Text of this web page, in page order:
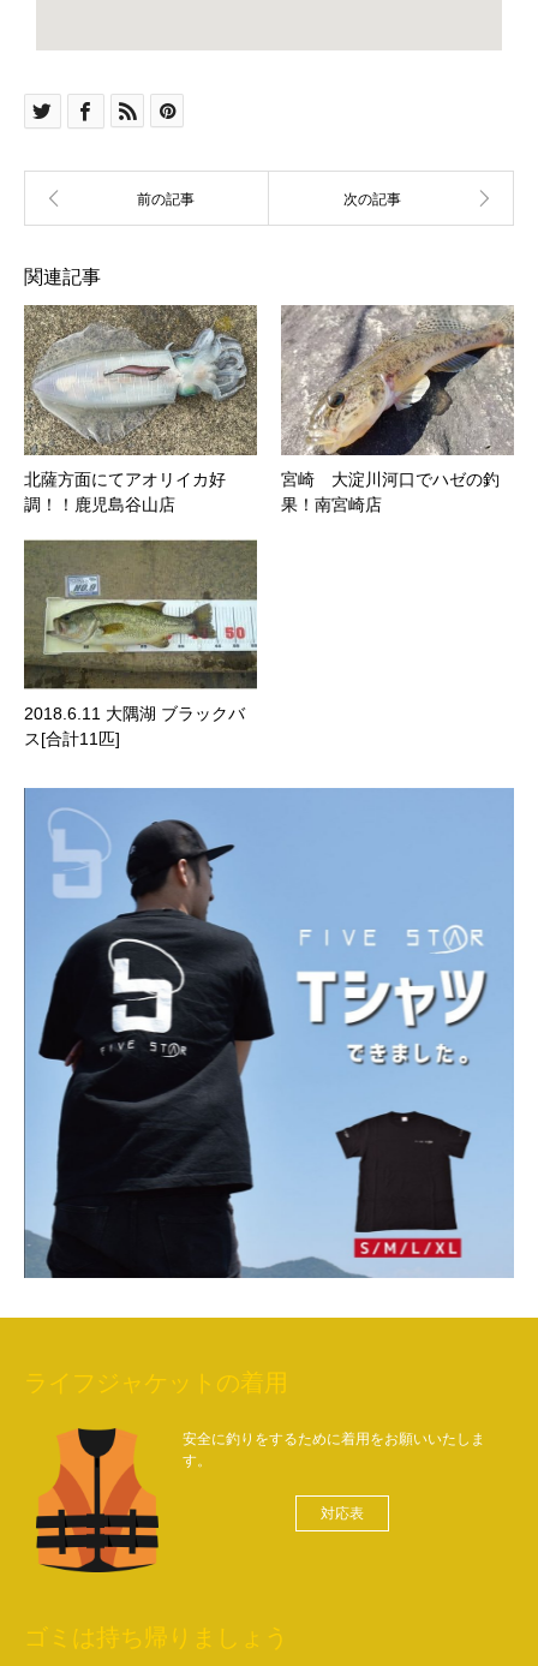
関連記事
北薩方面にてアオリイカ好
調！！鹿児島谷山店
宮崎 大淀川河口でハゼの釣
果！南宮崎店
2018.6.11 大隅湖 ブラックバ
ス[合計11匹]
ライフジャケットの着用
安全に釣りをするために着用をお願いいたしま
す。
対応表
ゴミは持ち帰りましょう